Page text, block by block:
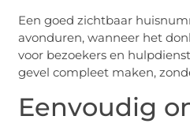
Een goed zichtbaar
avonduren, wanneer het
voor bezoekers en
gevel compleet maken,
Eenvoudig